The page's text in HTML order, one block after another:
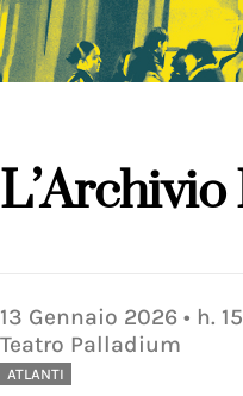
13 Gennaio 2026 • h.
Teatro Palladium
ATLANTI